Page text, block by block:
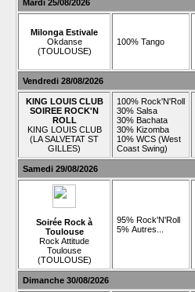
Mardi 25/08/2026
Milonga Estivale
Okdanse
(TOULOUSE)
100% Tango
Vendredi 28/08/2026
KING LOUIS CLUB
SOIREE ROCK'N
ROLL
KING LOUIS CLUB
(LA SALVETAT ST
GILLES)
100% Rock'N'Roll
30% Salsa
30% Bachata
30% Kizomba
10% WCS (West
Coast Swing)
Samedi 29/08/2026
Soirée Rock à
Toulouse
Rock Attitude
Toulouse
(TOULOUSE)
95% Rock'N'Roll
5% Autres...
Dimanche 30/08/2026